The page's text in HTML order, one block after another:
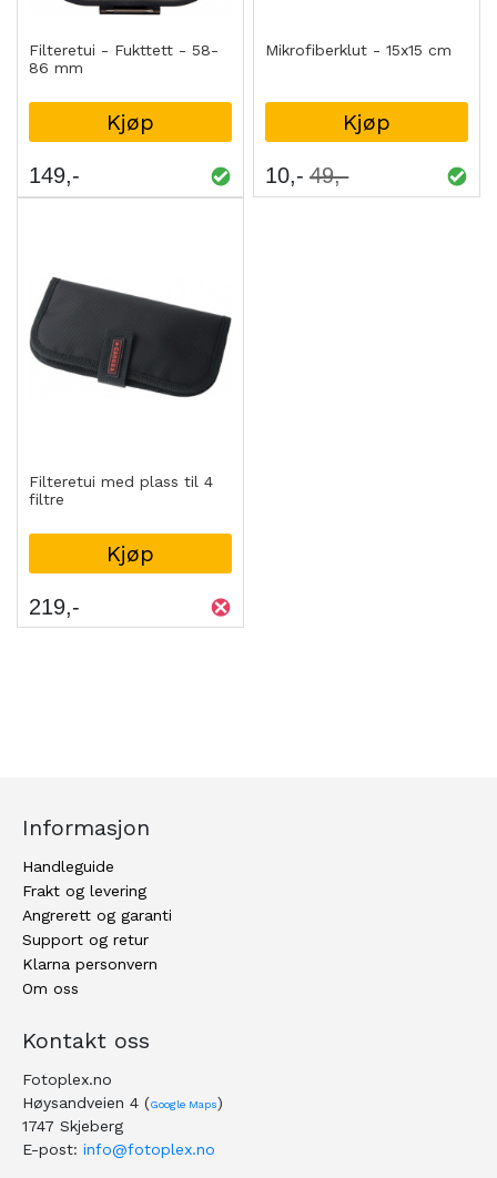
Filteretui - Fukttett - 58-
86 mm
Kjøp
149
Mikrofiberklut - 15x15 cm
Kjøp
10 49
Filteretui med plass til 4
filtre
Kjøp
219
Informasjon
Handleguide
Frakt og levering
Angrerett og garanti
Support og retur
Klarna personvern
Om oss
Kontakt oss
Fotoplex.no
Høysandveien 4 (Google Maps)
1747 Skjeberg
E-post: info@fotoplex.no